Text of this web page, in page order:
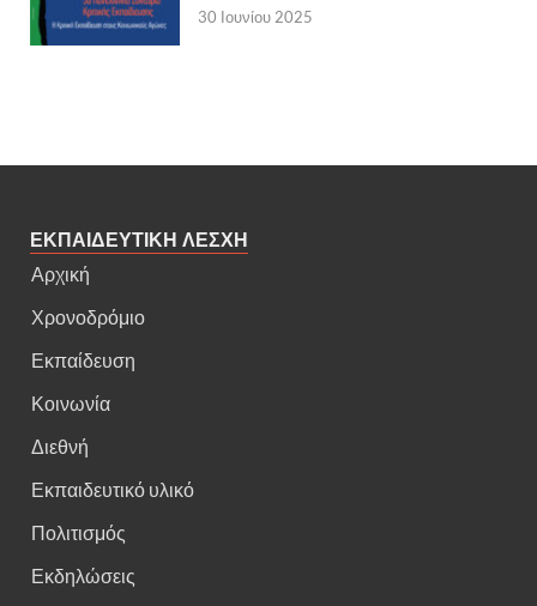
30 Ιουνίου 2025
ΕΚΠΑΙΔΕΥΤΙΚΗ ΛΕΣΧΗ
Αρχική
Χρονοδρόμιο
Εκπαίδευση
Κοινωνία
Διεθνή
Εκπαιδευτικό υλικό
Πολιτισμός
Εκδηλώσεις